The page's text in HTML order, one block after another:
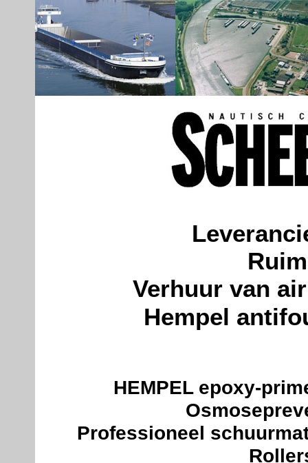
Verhuur van
Hempel
HEMPEL epoxy-
Professioneel